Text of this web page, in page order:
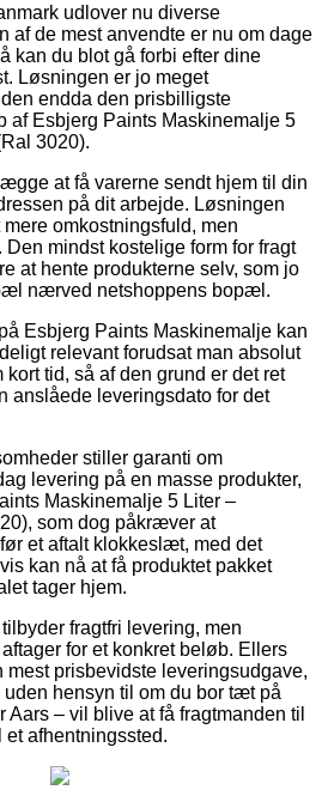
udlover nu diverse
af de mest anvendte er nu om dage
kan du blot gå forbi efter dine
Løsningen er jo meget
endda den prisbilligste
af Esbjerg Paints Maskinemalje 5
3020).
at få varerne sendt hjem til din
på dit arbejde. Løsningen
omkostningsfuld, men
Den mindst kostelige form for fragt
at hente produkterne selv, som jo
nærved netshoppens bopæl.
Esbjerg Paints Maskinemalje kan
relevant forudsat man absolut
tid, så af den grund er det ret
anslåede leveringsdato for det
stiller garanti om
levering på en masse produkter,
Maskinemalje 5 Liter –
som dog påkræver at
et aftalt klokkeslæt, med det
kan nå at få produktet pakket
tager hjem.
fragtfri levering, men
for et konkret beløb. Ellers
prisbevidste leveringsudgave,
hensyn til om du bor tæt på
– vil blive at få fragtmanden til
afhentningssted.